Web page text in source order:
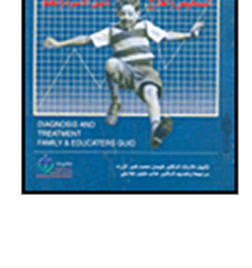
إختياراتنا
كتب
أكاديمية
صندوق
English
iKitab
بلا
حدود
أسئلة
يتكرر
طرحها
أسئلة
يتكرر
طرحها
تحميل
masmu3
على
Android
المواضيع
الأكثر
مبيعاً
إختياراتنا
وسائل
تعليمية
الصحة
والعناية
الشخصية
جديد